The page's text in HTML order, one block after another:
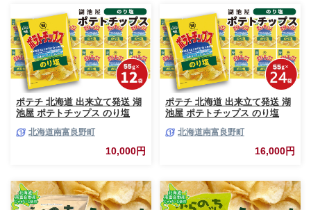
ポテチ 北海道 出来立て発送 湖
池屋 ポテトチップス のり塩
じゃがいも スナック スナック
菓子 ポテトチップ チップス ポ
テト 芋 菓子 お菓子 おやつ 大
ヤ 富良野
北海道南富良野町
10,000円
ポテチ 北海道 出来立て発送 湖
池屋 ポテトチップス のり塩
じゃがいも スナック スナック
菓子 ポテトチップ チップス ポ
テト 芋 菓子 お菓子 おやつ 大
ヤ 富良野
北海道南富良野町
16,000円